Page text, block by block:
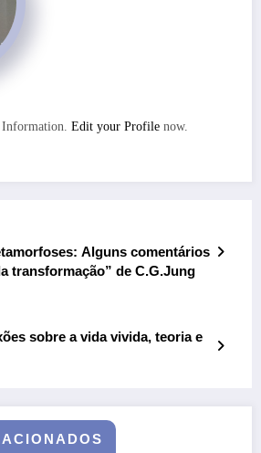
Edit your Profile now.
Alguns comentários
transformação” de C.G.Jung
sobre a vida vivida, teoria e